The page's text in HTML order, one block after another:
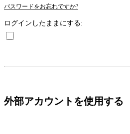
パスワードをお忘れですか?
ログインしたままにする:
外部アカウントを使用する